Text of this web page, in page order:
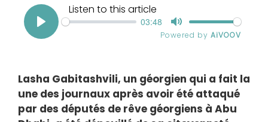
Lasha Gabitashvili, un géorgien qui a fait la
une des journaux après avoir été attaqué
par des députés de rêve géorgiens à Abu